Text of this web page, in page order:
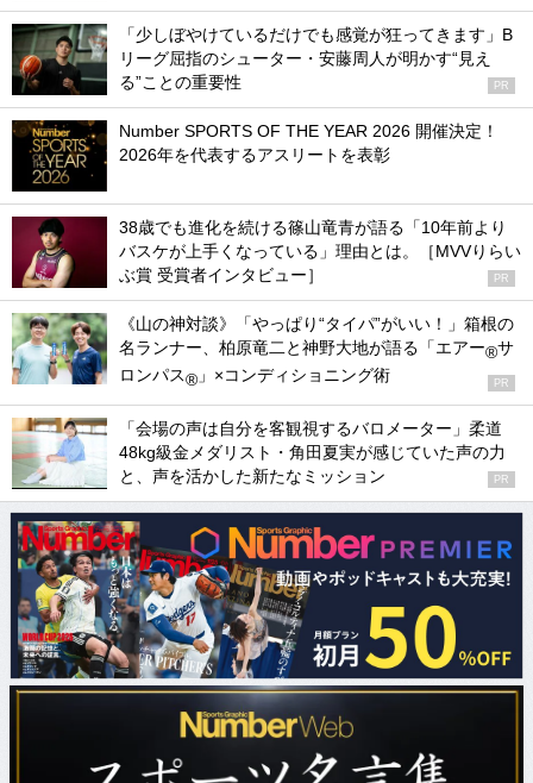
「少しぼやけているだけでも感覚が狂ってきます」B
リーグ屈指のシューター・安藤周人が明かす“見え
る”ことの重要性
PR
Number SPORTS OF THE YEAR 2026 開催決定！
2026年を代表するアスリートを表彰
38歳でも進化を続ける篠山竜青が語る「10年前より
バスケが上手くなっている」理由とは。［MVVりらい
ぶ賞 受賞者インタビュー］
PR
《山の神対談》「やっぱり“タイパ”がいい！」箱根の
名ランナー、柏原竜二と神野大地が語る「エアー®サ
ロンパス® 」×コンディショニング術 PR
「会場の声は自分を客観視するバロメーター」柔道
48kg級金メダリスト・角田夏実が感じていた声の力
と、声を活かした新たなミッション
PR